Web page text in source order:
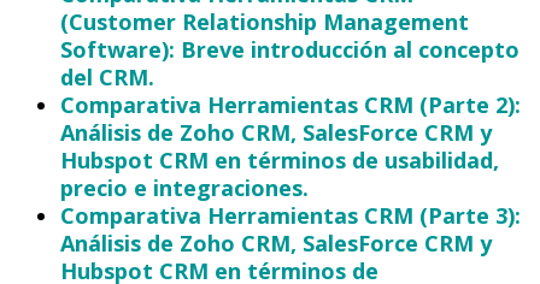
(Customer Relationship Management
Software): Breve introducción al concepto
del CRM.
Comparativa Herramientas CRM (Parte 2):
Análisis de Zoho CRM, SalesForce CRM y
Hubspot CRM en términos de usabilidad,
precio e integraciones.
Comparativa Herramientas CRM (Parte 3):
Análisis de Zoho CRM, SalesForce CRM y
Hubspot CRM en términos de